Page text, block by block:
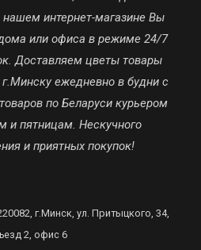
интернет-магазине Вы
или офиса в режиме 24/7
Доставляем цветы товары
ежедневно в будни с
по Беларуси курьером
и пятницам. Нескучного
и приятных покупок!
г.Минск, ул. Притыцкого, 34,
2, офис 6